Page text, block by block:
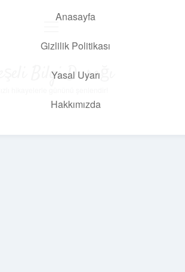
Anasayfa
Gizlilik Politikası
Yasal Uyarı
Hakkımızda
Neşeli Bilgi Durağı